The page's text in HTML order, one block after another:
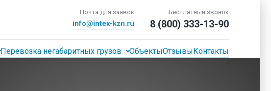
Почта для заявок
info@intex-kzn.ru
Бесплатный звонок
8 (800) 333-13-90
Перевозка негабаритных грузов ОбъектыОтзывыКонтакты